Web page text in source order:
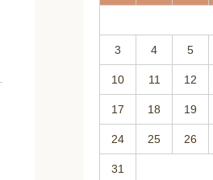
3 4 5
10 11 12
17 18 19
24 25 26
31